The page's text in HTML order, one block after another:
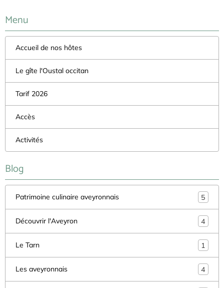
Menu
Accueil de nos hôtes
Le gîte l'Oustal occitan
Tarif 2026
Accès
Activités
Blog
Patrimoine culinaire aveyronnais 5
Découvrir l'Aveyron 4
Le Tarn 1
Les aveyronnais 4